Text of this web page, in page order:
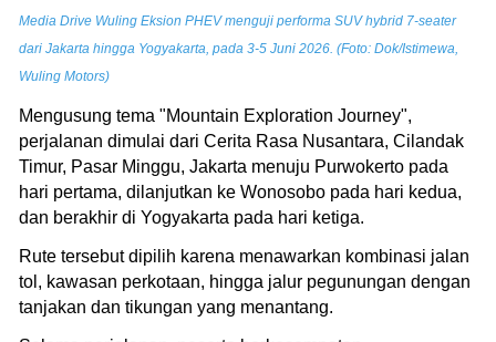
Media Drive Wuling Eksion PHEV menguji performa SUV hybrid 7-seater
dari Jakarta hingga Yogyakarta, pada 3-5 Juni 2026. (Foto: Dok/Istimewa,
Wuling Motors)
Mengusung tema "Mountain Exploration Journey",
perjalanan dimulai dari Cerita Rasa Nusantara, Cilandak
Timur, Pasar Minggu, Jakarta menuju Purwokerto pada
hari pertama, dilanjutkan ke Wonosobo pada hari kedua,
dan berakhir di Yogyakarta pada hari ketiga.
Rute tersebut dipilih karena menawarkan kombinasi jalan
tol, kawasan perkotaan, hingga jalur pegunungan dengan
tanjakan dan tikungan yang menantang.